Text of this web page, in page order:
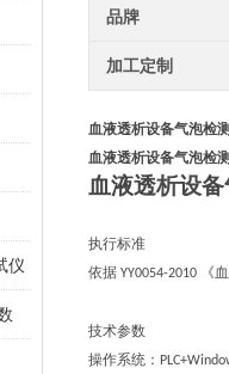
仪
品牌
加工定制
血液透析设备气泡检
血液透析设备气泡检
血液透析设
执行标准
依据 YY0054-2010 《
技术参数
操作系统：